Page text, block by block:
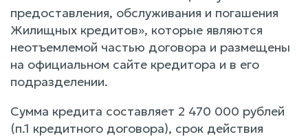
предоставления, обслуживания и погашения
Жилищных кредитов», которые являются
неотъемлемой частью договора и размещены
на официальном сайте кредитора и в его
подразделении.
Сумма кредита составляет 2 470 000 рублей
(п.1 кредитного договора), срок действия